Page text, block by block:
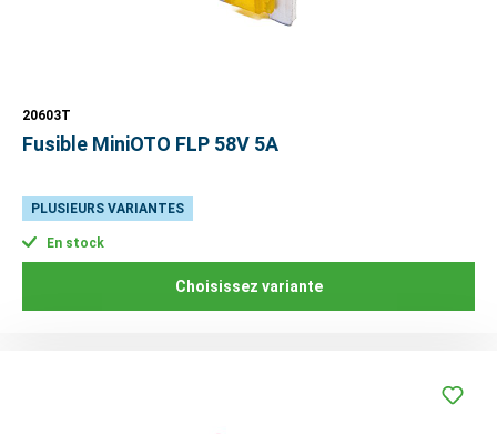
20603T
Fusible MiniOTO FLP 58V 5A
PLUSIEURS VARIANTES
En stock
Choisissez variante